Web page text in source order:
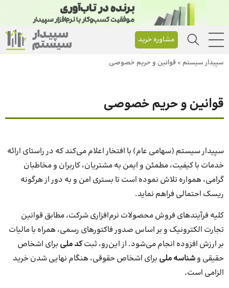
مشاوره خرید
سپیدار سیستم > قوانین و حریم خصوصی
قوانین و حریم خصوصی
سپیدار سیستم (سهامی عام) با افتخار اعلام می‌کند که در راستای ارائه
خدمات با کیفیت، مطمئن و ایمن به مشتریان، کاربران و مخاطبان
گرامی، همواره تلاش نموده است تا بستری امن و به دور از هرگونه
ریسک احتمالی فراهم نماید.
کلیه فرآیندهای فروش محصولات نرم‌افزاری شرکت، مطابق قوانین
تجارت الکترونیک و بر اساس صدور فاکتورهای رسمی، همراه با مالیات
بر ارزش افزوده انجام می‌شود. از این‌رو، ثبتکد ملی برای اشخاص
حقیقی وشناسه ملی برای اشخاص حقوقی، هنگام نهایی شدن خرید
الزامی است.